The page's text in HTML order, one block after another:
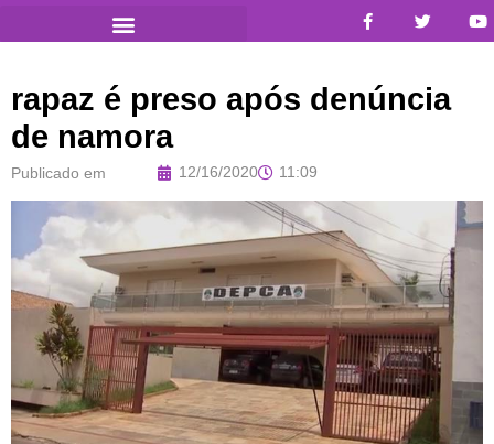
rapaz é preso após denúncia
de namora
Publicado em 12/16/2020 11:09